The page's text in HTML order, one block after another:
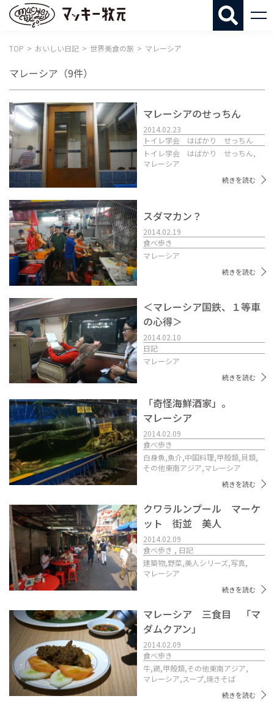
TOP おいしい日記 世界美食の旅 マレーシア
マレーシア （9件）
マレーシアのせっちん
2014.02.23
トイレ学会 はばかり せっちん
トイレ学会 はばかり せっちん,
マレーシア
続きを読む
スダマカン？
2014.02.19
食べ歩き
マレーシア
続きを読む
＜マレーシア国鉄、１等車
の心得＞
2014.02.10
日記
マレーシア
続きを読む
「奇怪海鮮酒家」。
マレーシア
2014.02.09
食べ歩き
白身魚,魚介,中国料理,甲殻類,貝類,
その他東南アジア,マレーシア
続きを読む
クワラルンプール マーケ
ット 街並 美人
2014.02.09
食べ歩き , 日記
建築物,野菜,美人シリーズ,写真,
マレーシア
続きを読む
マレーシア 三食目 「マ
ダムクアン」
2014.02.09
食べ歩き
牛,鶏,甲殻類,その他東南アジア,
マレーシア,スープ,焼きそば
続きを読む